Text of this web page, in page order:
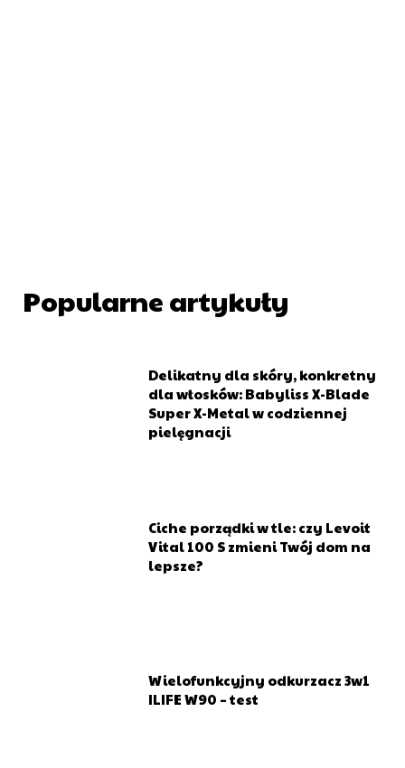
Dostępne już wkrótce!
Zarejestruj się na stronapiekna.pl, aby otrzymać dostęp
wsparcie od doświadczonych osób, które z sukcesami od
lat działają na rynku. Jedno konto to:
Zyskanie nowej wiedzy
Wsparcie w rozwiązaniu problemów
Popularne artykuły
Delikatny dla skóry, konkretny
dla włosków: Babyliss X-Blade
Super X-Metal w codziennej
pielęgnacji
Ciche porządki w tle: czy Levoit
Vital 100 S zmieni Twój dom na
lepsze?
Wielofunkcyjny odkurzacz 3w1
ILIFE W90 – test